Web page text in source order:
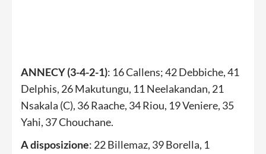
ANNECY (3-4-2-1): 16 Callens; 42 Debbiche, 41
Delphis, 26 Makutungu, 11 Neelakandan, 21
Nsakala (C), 36 Raache, 34 Riou, 19 Veniere, 35
Yahi, 37 Chouchane.
A disposizione: 22 Billemaz, 39 Borella, 1